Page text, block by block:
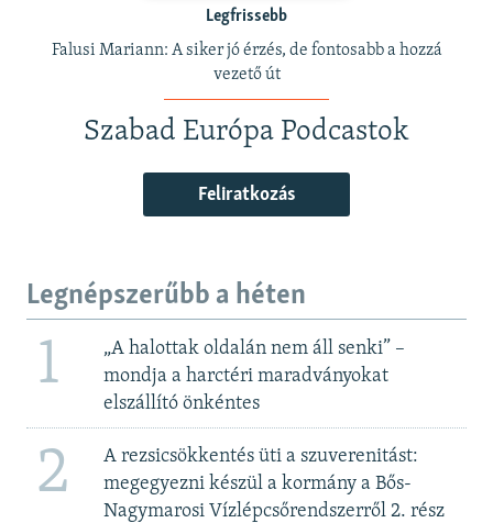
Legfrissebb
Falusi Mariann: A siker jó érzés, de fontosabb a hozzá
vezető út
Szabad Európa Podcastok
Feliratkozás
Legnépszerűbb a héten
1
„A halottak oldalán nem áll senki” –
mondja a harctéri maradványokat
elszállító önkéntes
2
A rezsicsökkentés üti a szuverenitást:
megegyezni készül a kormány a Bős-
Nagymarosi Vízlépcsőrendszerről 2. rész